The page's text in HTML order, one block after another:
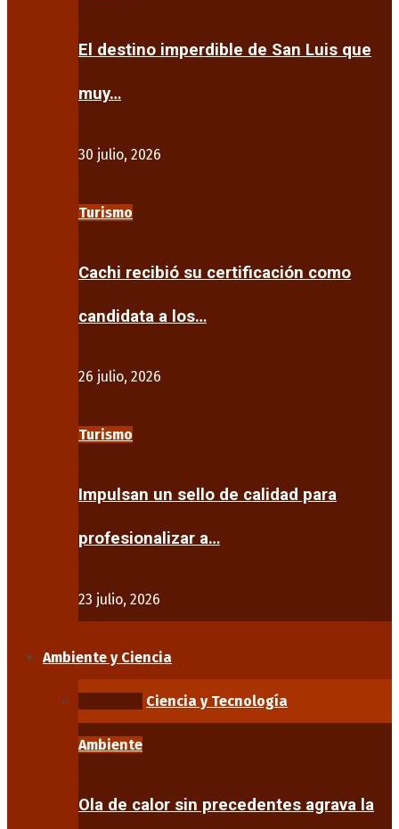
El destino imperdible de San Luis que
muy…
30 julio, 2026
Turismo
Cachi recibió su certificación como
candidata a los…
26 julio, 2026
Turismo
Impulsan un sello de calidad para
profesionalizar a…
23 julio, 2026
Ambiente y Ciencia
Ciencia y Tecnología
Ambiente
Ola de calor sin precedentes agrava la